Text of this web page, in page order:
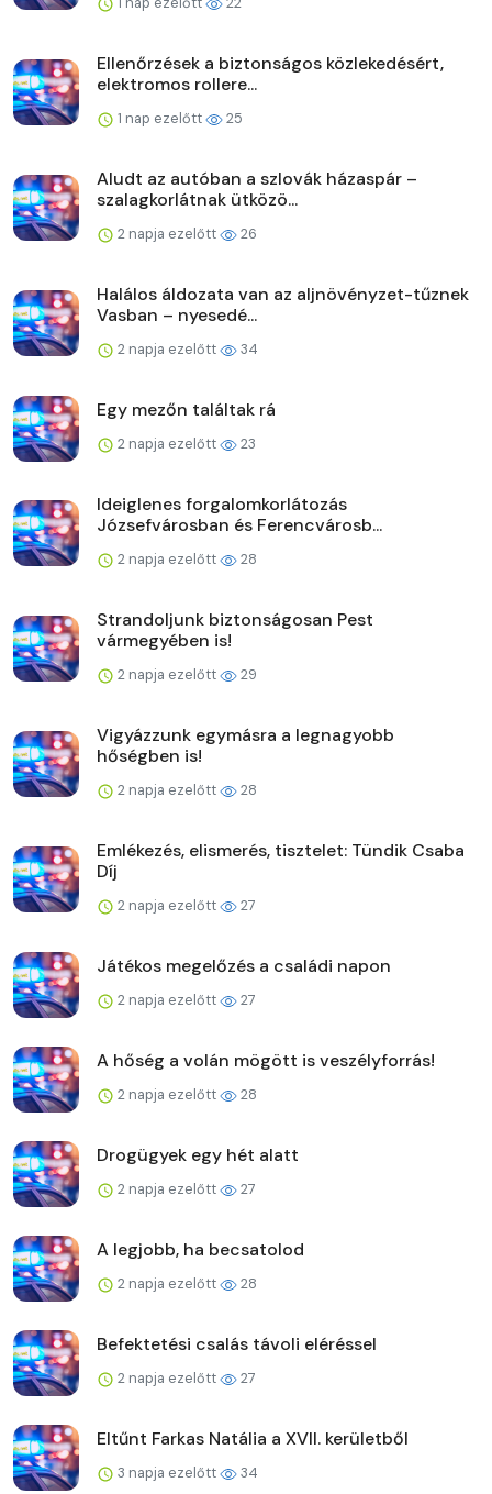
Ellenőrzések a biztonságos közlekedésért,
elektromos rollere...
1 nap ezelőtt 25
Aludt az autóban a szlovák házaspár –
szalagkorlátnak ütközö...
2 napja ezelőtt 26
Halálos áldozata van az aljnövényzet-tűznek
Vasban – nyesedé...
2 napja ezelőtt 34
Egy mezőn találtak rá
2 napja ezelőtt 23
Ideiglenes forgalomkorlátozás
Józsefvárosban és Ferencvárosb...
2 napja ezelőtt 28
Strandoljunk biztonságosan Pest
vármegyében is!
2 napja ezelőtt 29
Vigyázzunk egymásra a legnagyobb
hőségben is!
2 napja ezelőtt 28
Emlékezés, elismerés, tisztelet: Tündik Csaba
Díj
2 napja ezelőtt 27
Játékos megelőzés a családi napon
2 napja ezelőtt 27
A hőség a volán mögött is veszélyforrás!
2 napja ezelőtt 28
Drogügyek egy hét alatt
2 napja ezelőtt 27
A legjobb, ha becsatolod
2 napja ezelőtt 28
Befektetési csalás távoli eléréssel
2 napja ezelőtt 27
Eltűnt Farkas Natália a XVII. kerületből
3 napja ezelőtt 34